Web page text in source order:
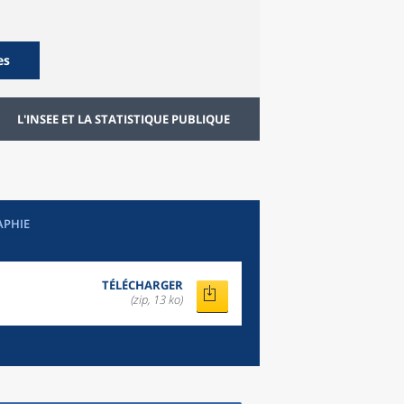
L'INSEE ET LA STATISTIQUE PUBLIQUE
TÉLÉCHARGER
(zip, 13 ko)